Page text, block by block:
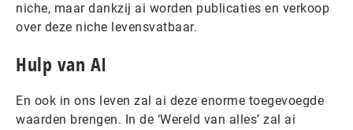
niche, maar dankzij ai worden publicaties en verkoop
over deze niche levensvatbaar.
Hulp van AI
En ook in ons leven zal ai deze enorme toegevoegde
waarden brengen. In de ‘Wereld van alles’ zal ai